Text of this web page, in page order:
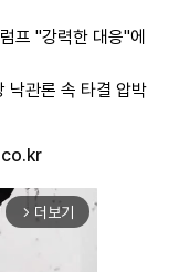
프 "강력한 대응"에
낙관론 속 타결 압박
arrow_forward_ios 더보기